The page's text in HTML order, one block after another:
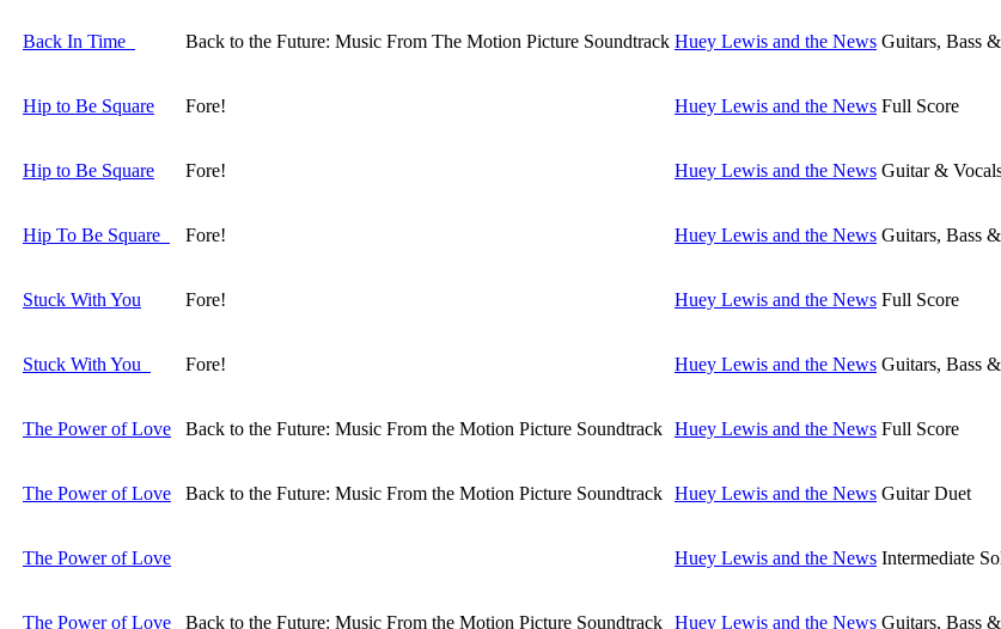
Back In Time Back to the Future: Music From The Motion Picture Soundtrack Huey Lewis and the News Guitars, Bass
Hip to Be Square Fore! Huey Lewis and the News Full Score
Hip to Be Square Fore! Huey Lewis and the News Guitar &
Hip To Be Square Fore! Huey Lewis and the News Guitars, Bass
Stuck With You Fore! Huey Lewis and the News Full Score
Stuck With You Fore! Huey Lewis and the News Guitars, Bass
The Power of Love Back to the Future: Music From the Motion Picture Soundtrack Huey Lewis and the News Full Score
The Power of Love Back to the Future: Music From the Motion Picture Soundtrack Huey Lewis and the News Guitar Duet
The Power of Love Huey Lewis and the News Intermediate
The Power of Love Back to the Future: Music From the Motion Picture Soundtrack Huey Lewis and the News Guitars, Bass